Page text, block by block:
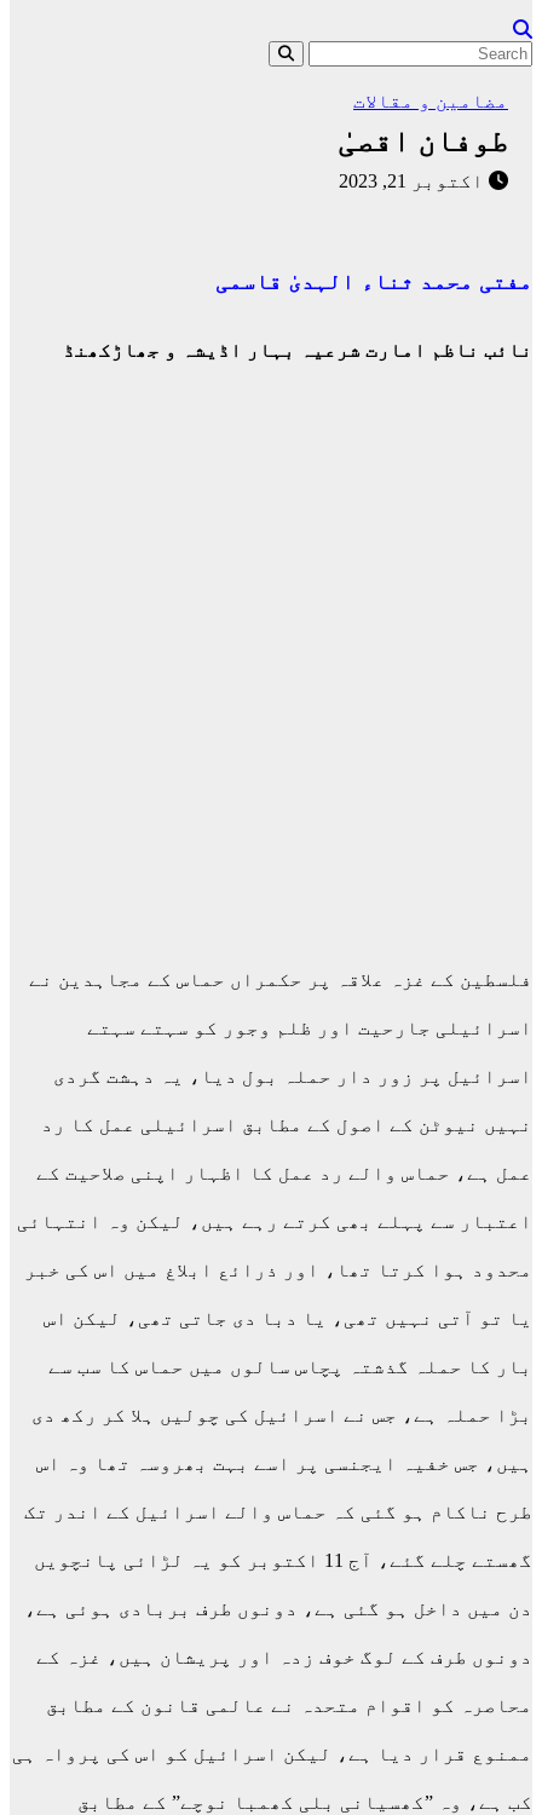
مضامین و مقالات
طوفان اقصیٰ
اکتوبر 21, 2023
مفتی محمد ثناء الہدیٰ قاسمی
نائب ناظم امارت شرعیہ بہار اڈیشہ و جھاڑکھنڈ
فلسطین کے غزہ علاقہ پر حکمراں حماس کے مجاہدین نے
اسرائیلی جارحیت اور ظلم وجور کو سہتے سہتے
اسرائیل پر زور دار حملہ بول دیا، یہ دہشت گردی
نہیں نیوٹن کے اصول کے مطابق اسرائیلی عمل کا رد
عمل ہے، حماس والے رد عمل کا اظہار اپنی صلاحیت کے
اعتبار سے پہلے بھی کرتے رہے ہیں، لیکن وہ انتہائی
محدود ہوا کرتا تھا، اور ذرائع ابلاغ میں اس کی خبر
یا تو آتی نہیں تھی، یا دبا دی جاتی تھی، لیکن اس
بار کا حملہ گذشتہ پچاس سالوں میں حماس کا سب سے
بڑا حملہ ہے، جس نے اسرائیل کی چولیں ہلا کر رکھ دی
ہیں، جس خفیہ ایجنسی پر اسے بہت بھروسہ تھا وہ اس
طرح ناکام ہو گئی کہ حماس والے اسرائیل کے اندر تک
گھستے چلے گئے، آج 11 اکتوبر کو یہ لڑائی پانچویں
دن میں داخل ہو گئی ہے، دونوں طرف بربادی ہوئی ہے،
دونوں طرف کے لوگ خوف زدہ اور پریشان ہیں، غزہ کے
محاصرہ کو اقوام متحدہ نے عالمی قانون کے مطابق
ممنوع قرار دیا ہے، لیکن اسرائیل کو اس کی پرواہ ہی
کب ہے، وہ ”کھسیانی بلی کھمبا نوچے” کے مطابق